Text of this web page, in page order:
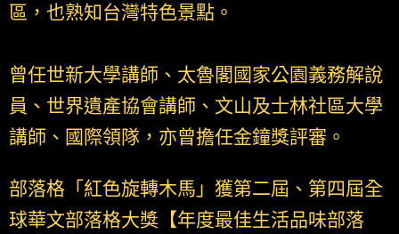
區，也熟知台灣特色景點。
曾任世新大學講師、太魯閣國家公園義務解說
員、世界遺產協會講師、文山及士林社區大學
講師、國際領隊，亦曾擔任金鐘獎評審。
部落格「紅色旋轉木馬」獲第二屆、第四屆全
球華文部落格大獎【年度最佳生活品味部落